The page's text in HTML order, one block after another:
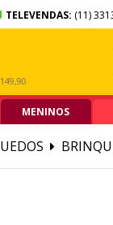
TELEVENDAS: (11)
5%
PIX ACIMA
MENINOS